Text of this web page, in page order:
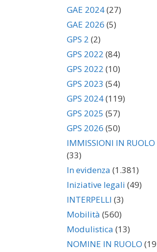
GAE 2024(27)
GAE 2026 (5)
GPS 2 (2)
GPS 2022 (84)
GPS 2022 (10)
GPS 2023 (54)
GPS 2024(119)
GPS 2025 (57)
GPS 2026 (50)
IMMISSIONI IN
(33)
In evidenza (1.381)
Iniziative legali (49)
INTERPELLI (3)
Mobilità (560)
Modulistica (13)
NOMINE IN RUOLO